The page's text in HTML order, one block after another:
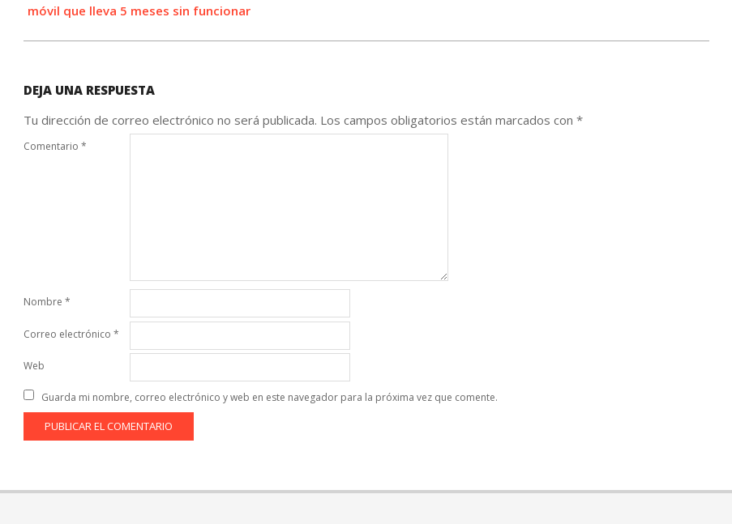
móvil que lleva 5 meses sin funcionar
DEJA UNA RESPUESTA
Tu dirección de correo electrónico no será publicada. Los campos obligatorios están marcados con *
Comentario *
Nombre *
Correo electrónico *
Web
Guarda mi nombre, correo electrónico y web en este navegador para la próxima vez que comente.